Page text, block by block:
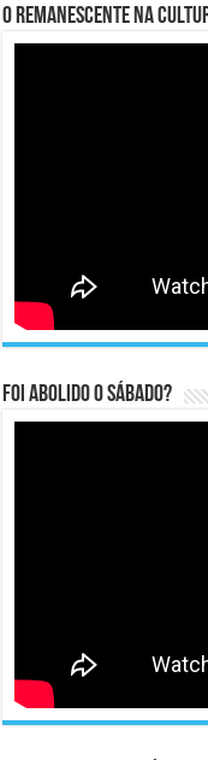
O remanescente na
Foi abolido o sábado?